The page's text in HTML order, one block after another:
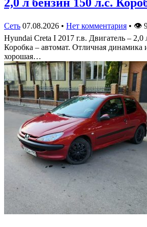
Сеть 07.08.2026 • Нет комментария • 👁
Hyundai Creta I 2017 г.в. Двигатель – 2,0
Коробка – автомат. Отличная динамика
хорошая…